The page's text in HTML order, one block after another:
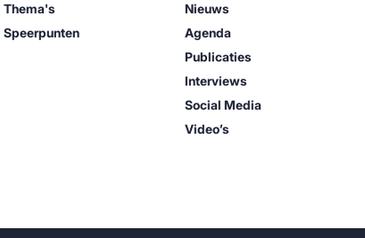
Thema's
Speerpunten
Nieuws
Agenda
Publicaties
Interviews
Social Media
Video’s